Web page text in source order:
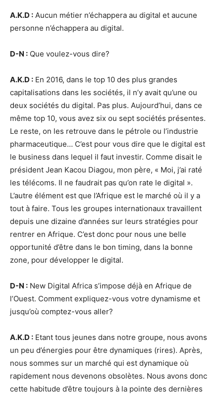
A.K.D : Aucun métier n’échappera au digital et aucune
personne n’échappera au digital.
D-N : Que voulez-vous dire?
A.K.D : En 2016, dans le top 10 des plus grandes
capitalisations dans les sociétés, il n’y avait qu’une ou
deux sociétés du digital. Pas plus. Aujourd’hui, dans ce
même top 10, vous avez six ou sept sociétés présentes.
Le reste, on les retrouve dans le pétrole ou l’industrie
pharmaceutique… C’est pour vous dire que le digital est
le business dans lequel il faut investir. Comme disait le
président Jean Kacou Diagou, mon père, « Moi, j’ai raté
les télécoms. Il ne faudrait pas qu’on rate le digital ».
L’autre élément est que l’Afrique est le marché où il y a
tout à faire. Tous les groupes internationaux travaillent
depuis une dizaine d’années sur leurs stratégies pour
rentrer en Afrique. C’est donc pour nous une belle
opportunité d’être dans le bon timing, dans la bonne
zone, pour développer le digital.
D-N : New Digital Africa s’impose déjà en Afrique de
l’Ouest. Comment expliquez-vous votre dynamisme et
jusqu’où comptez-vous aller?
A.K.D : Etant tous jeunes dans notre groupe, nous avons
un peu d’énergies pour être dynamiques (rires). Après,
nous sommes sur un marché qui est dynamique où
rapidement nous devenons obsolètes. Nous avons donc
cette habitude d’être toujours à la pointe des dernières